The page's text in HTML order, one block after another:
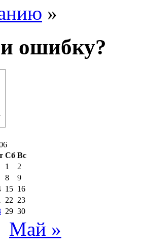
»
ошибку?
Сб Вс
1
2
8
9
15 16
22 23
29 30
Май »